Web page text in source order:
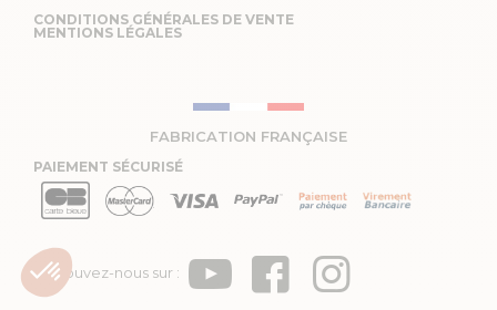
CONDITIONS GÉNÉRALES DE VENTE
MENTIONS LÉGALES
FABRICATION FRANÇAISE
PAIEMENT SÉCURISÉ
Retrouvez-nous sur :